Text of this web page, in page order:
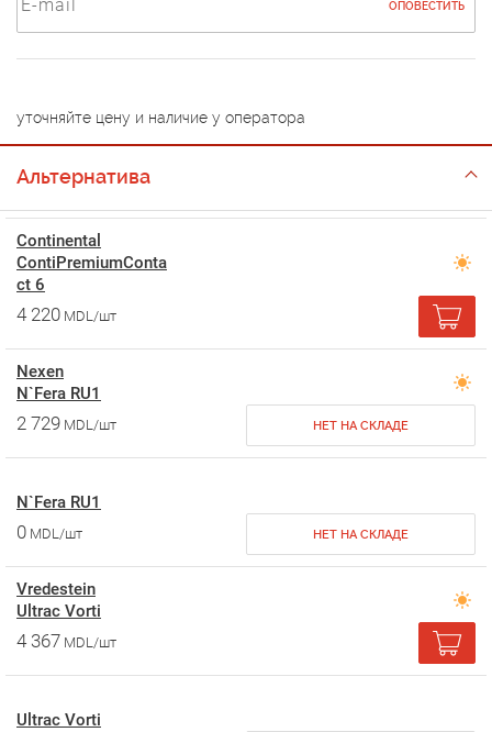
ОПОВЕСТИТЬ
уточняйте цену и наличие у оператора
Альтернатива
Continental
ContiPremiumConta
ct 6
4 220 MDL/шт
Nexen
N`Fera RU1
2 729 MDL/шт НЕТ НА СКЛАДЕ
N`Fera RU1
0 MDL/шт НЕТ НА СКЛАДЕ
Vredestein
Ultrac Vorti
4 367 MDL/шт
Ultrac Vorti